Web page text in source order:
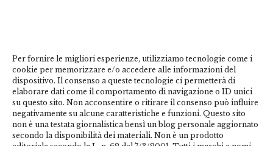
Per fornire le migliori esperienze, utilizziamo tecnologie come i
cookie per memorizzare e/o accedere alle informazioni del
dispositivo. Il consenso a queste tecnologie ci permetterà di
elaborare dati come il comportamento di navigazione o ID unici
su questo sito. Non acconsentire o ritirare il consenso può influire
negativamente su alcune caratteristiche e funzioni. Questo sito
non è una testata giornalistica bensì un blog personale aggiornato
secondo la disponibilità dei materiali. Non è un prodotto
marchi di terzi, nomi di prodotti, nomi commerciali,
nomi corporativi e società citati possono essere marchi
di proprietà dei rispettivi titolari o marchi registrati
d’altre società e sono stati utilizzati a puro scopo
esplicativo ed a beneficio del possessore, senza alcun
fine di violazione dei diritti di Copyright vigenti. Questo